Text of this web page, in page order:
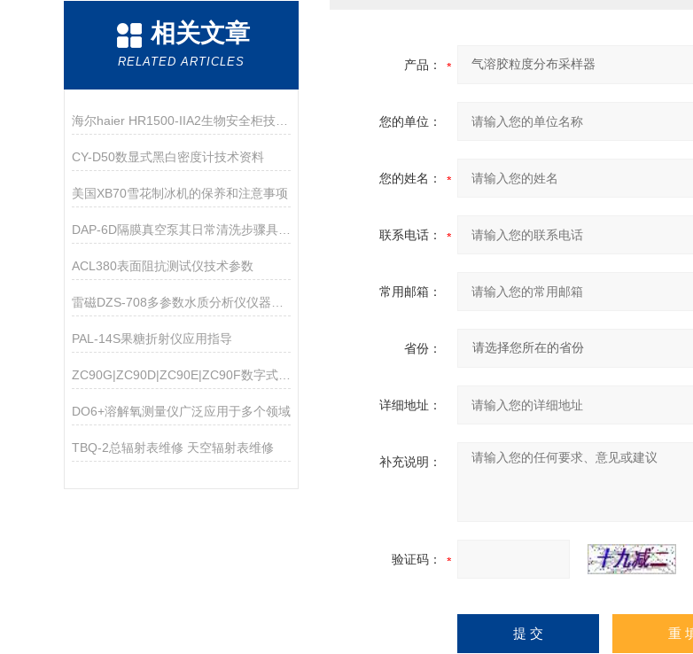
相关文章
RELATED ARTICLES
海尔haier HR1500-IIA2生物安全柜技术参数
CY-D50数显式黑白密度计技术资料
美国XB70雪花制冰机的保养和注意事项
DAP-6D隔膜真空泵其日常清洗步骤具体是如何的呢？
ACL380表面阻抗测试仪技术参数
PAL-14S果糖折射仪应用指导
ZC90G|ZC90D|ZC90E|ZC90F数字式高阻计
DO6+溶解氧测量仪广泛应用于多个领域
TBQ-2总辐射表维修 天空辐射表维修
产品：
您的单位：
您的姓名：
联系电话：
常用邮箱：
省份：
详细地址：
补充说明：
验证码：